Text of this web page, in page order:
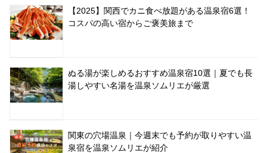
【2025】関西でカニ食べ放題がある温泉宿6選！
コスパの高い宿からご褒美旅まで
ぬる湯が楽しめるおすすめ温泉宿10選｜夏でも長
湯しやすい名湯を温泉ソムリエが厳選
関東の穴場温泉｜今週末でも予約が取りやすい温
泉宿を温泉ソムリエが紹介